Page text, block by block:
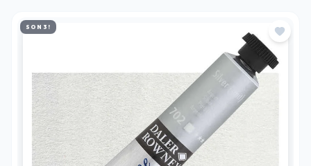
SON 3!